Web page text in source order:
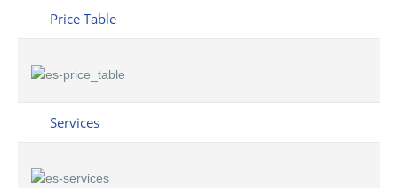
Price Table
Services